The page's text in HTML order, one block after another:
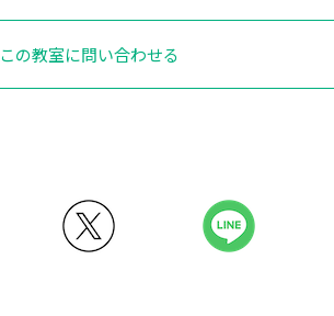
この教室に問い合わせる